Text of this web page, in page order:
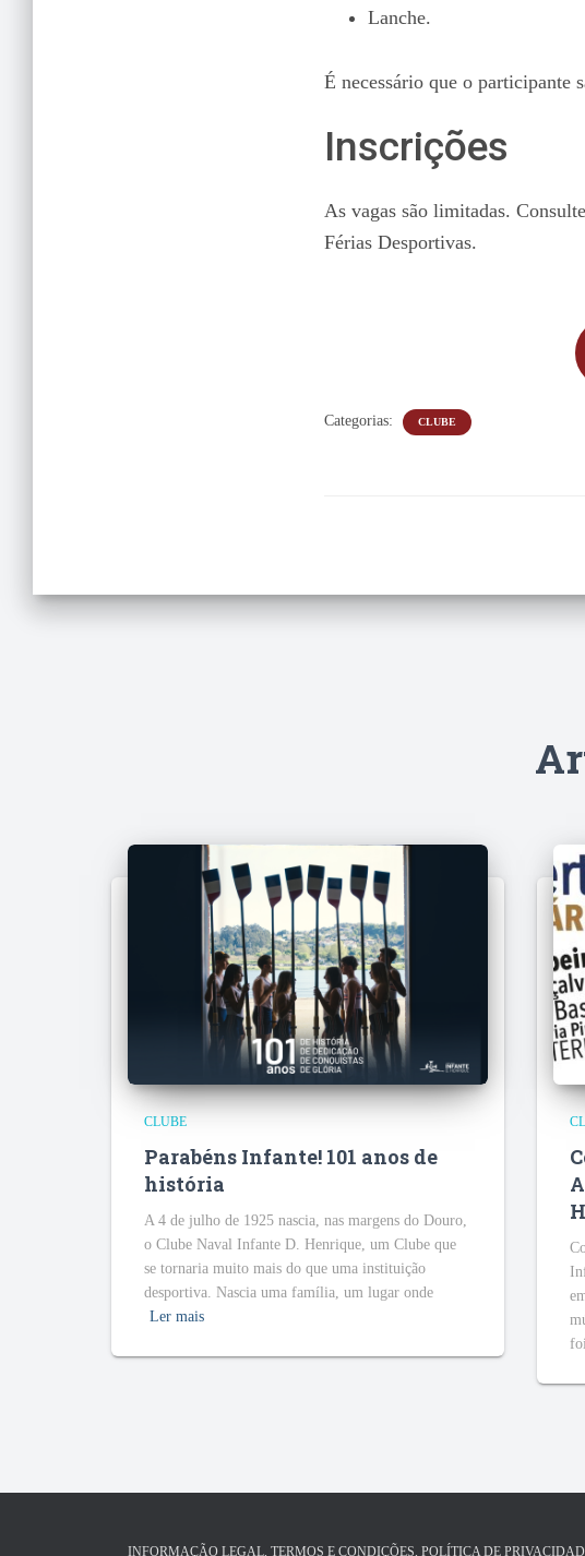
Lanche.
É necessário que o participante
Inscrições
As vagas são limitadas.
Férias Desportivas.
Categorias: CLUBE
CLUBE
Parabéns Infante! 101 anos de
história
A 4 de julho de 1925 nascia, nas margens do Douro,
o Clube Naval Infante D. Henrique, um Clube que
se tornaria muito mais do que uma instituição
desportiva. Nascia uma família, um lugar onde
Ler mais
INFORMAÇÃO LEGAL, TERMOS E CONDIÇÕES, POLÍTICA DE